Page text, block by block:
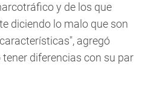
y de los que
diciendo lo malo que son
agregó
diferencias con su par